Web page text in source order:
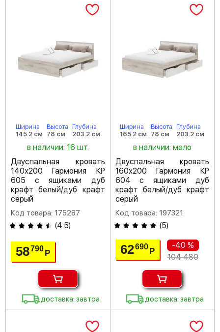
Ширина
145.2 см
Высота
78 см
Глубина
203.2 см
в наличии: 16 шт.
Двуспальная кровать
140х200 Гармония КР
605 с ящиками дуб
крафт белый/дуб крафт
серый
Код товара: 175287
(4.5)
58790Р
доставка: завтра
Ширина
165.2 см
Высота
78 см
Глубина
203.2 см
в наличии: мало
Двуспальная кровать
160х200 Гармония КР
604 с ящиками дуб
крафт белый/дуб крафт
серый
Код товара: 197321
(5)
62690 Р
-40 %
104 480
доставка: завтра